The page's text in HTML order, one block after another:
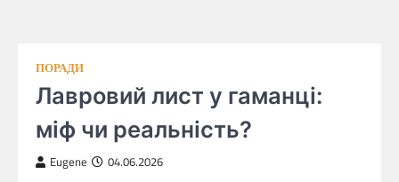
ПОРАДИ
Лавровий лист у гаманці:
міф чи реальність?
Eugene 04.06.2026